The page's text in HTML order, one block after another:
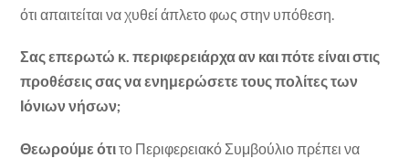
ότι απαιτείται να χυθεί άπλετο φως στην υπόθεση.
Σας επερωτώ κ. περιφερειάρχα αν και πότε είναι στις
προθέσεις σας να ενημερώσετε τους πολίτες των
Ιόνιων νήσων;
Θεωρούμε ότιτο Περιφερειακό Συμβούλιο πρέπει να